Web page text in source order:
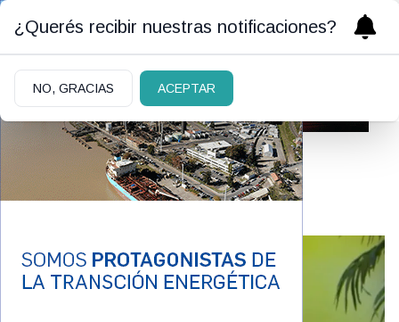
Georgina Barbarossa
¿Querés recibir nuestras notificaciones?
NO, GRACIAS ACEPTAR